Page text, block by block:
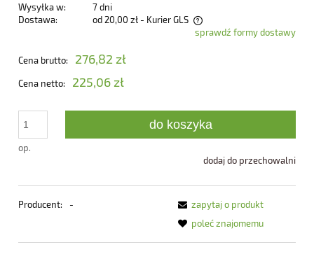
Wysyłka w:
7 dni
Dostawa:
od 20,00 zł - Kurier GLS
Cena nie zawiera ewentualnych kosztów płatnościsprawdź formy dostawy
Cena brutto: 276,82 zł
Cena netto: 225,06 zł
op.
do koszyka
dodaj do przechowalni
Producent: -
zapytaj o produkt
poleć znajomemu